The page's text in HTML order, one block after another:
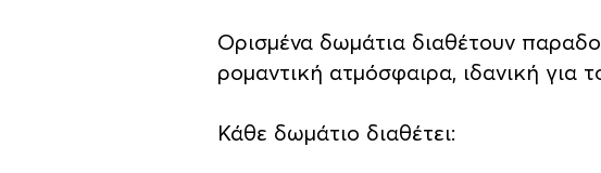
Ορισμένα δωμάτια διαθέτουν
ρομαντική ατμόσφαιρα, ιδανική για
Κάθε δωμάτιο διαθέτει: